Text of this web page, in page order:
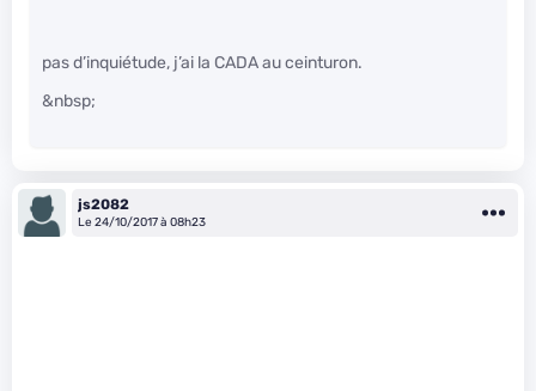
pas d’inquiétude, j’ai la CADA au ceinturon.
&nbsp;
js2082
Le 24/10/2017 à 08h23